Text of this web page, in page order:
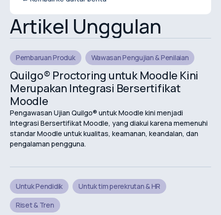
Artikel Unggulan
Pembaruan Produk Wawasan Pengujian & Penilaian
Quilgo® Proctoring untuk Moodle Kini
Merupakan Integrasi Bersertifikat
Moodle
Pengawasan Ujian Quilgo® untuk Moodle kini menjadi
Integrasi Bersertifikat Moodle, yang diakui karena memenuhi
standar Moodle untuk kualitas, keamanan, keandalan, dan
pengalaman pengguna.
Untuk Pendidik
Untuk tim perekrutan & HR
Riset & Tren